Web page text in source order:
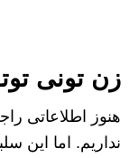
زن تونی
هنوز اطلاعاتی
نداریم. اما این